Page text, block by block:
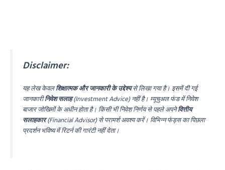
Disclaimer:
यह लेख केवलशिक्षात्मक और जानकारी के उद्देश्यसे लिखा गया है। इसमें दी गई
जानकारीनिवेश सलाह(Investment Advice) नहीं है। म्यूचुअल फंड में निवेश
बाजार जोखिमों के अधीन होता है। किसी भी निवेश निर्णय से पहले अपनेवित्तीय
सलाहकार(Financial Advisor) से परामर्श अवश्य करें। विभिन्न फंड्स का पिछला
प्रदर्शन भविष्य में रिटर्न की गारंटी नहीं देता।